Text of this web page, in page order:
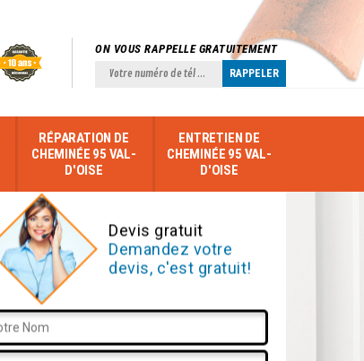
ON VOUS RAPPELLE GRATUITEMENT
RÉPARATION DE
CHEMINÉE 95 VAL-
D'OISE
ENTRETIEN DE
CHEMINÉE 95 VAL-
D'OISE
Devis gratuit
Demandez votre
devis, c'est gratuit!